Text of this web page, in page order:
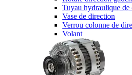
Tuyau hydraulique de
Vase de direction
Verrou colonne de
Volant